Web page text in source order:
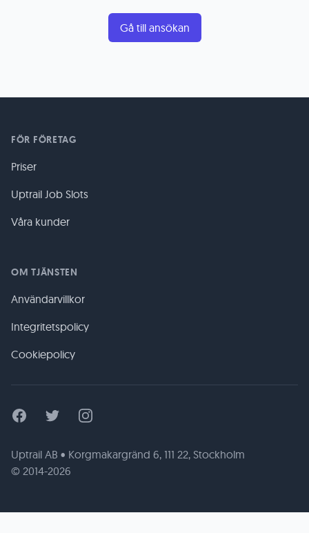
Gå till ansökan
FÖR FÖRETAG
Priser
Uptrail Job Slots
Våra kunder
OM TJÄNSTEN
Användarvillkor
Integritetspolicy
Cookiepolicy
FacebookTwitter Instagram
Uptrail AB • Korgmakargränd 6, 111 22, Stockholm
© 2014-2026